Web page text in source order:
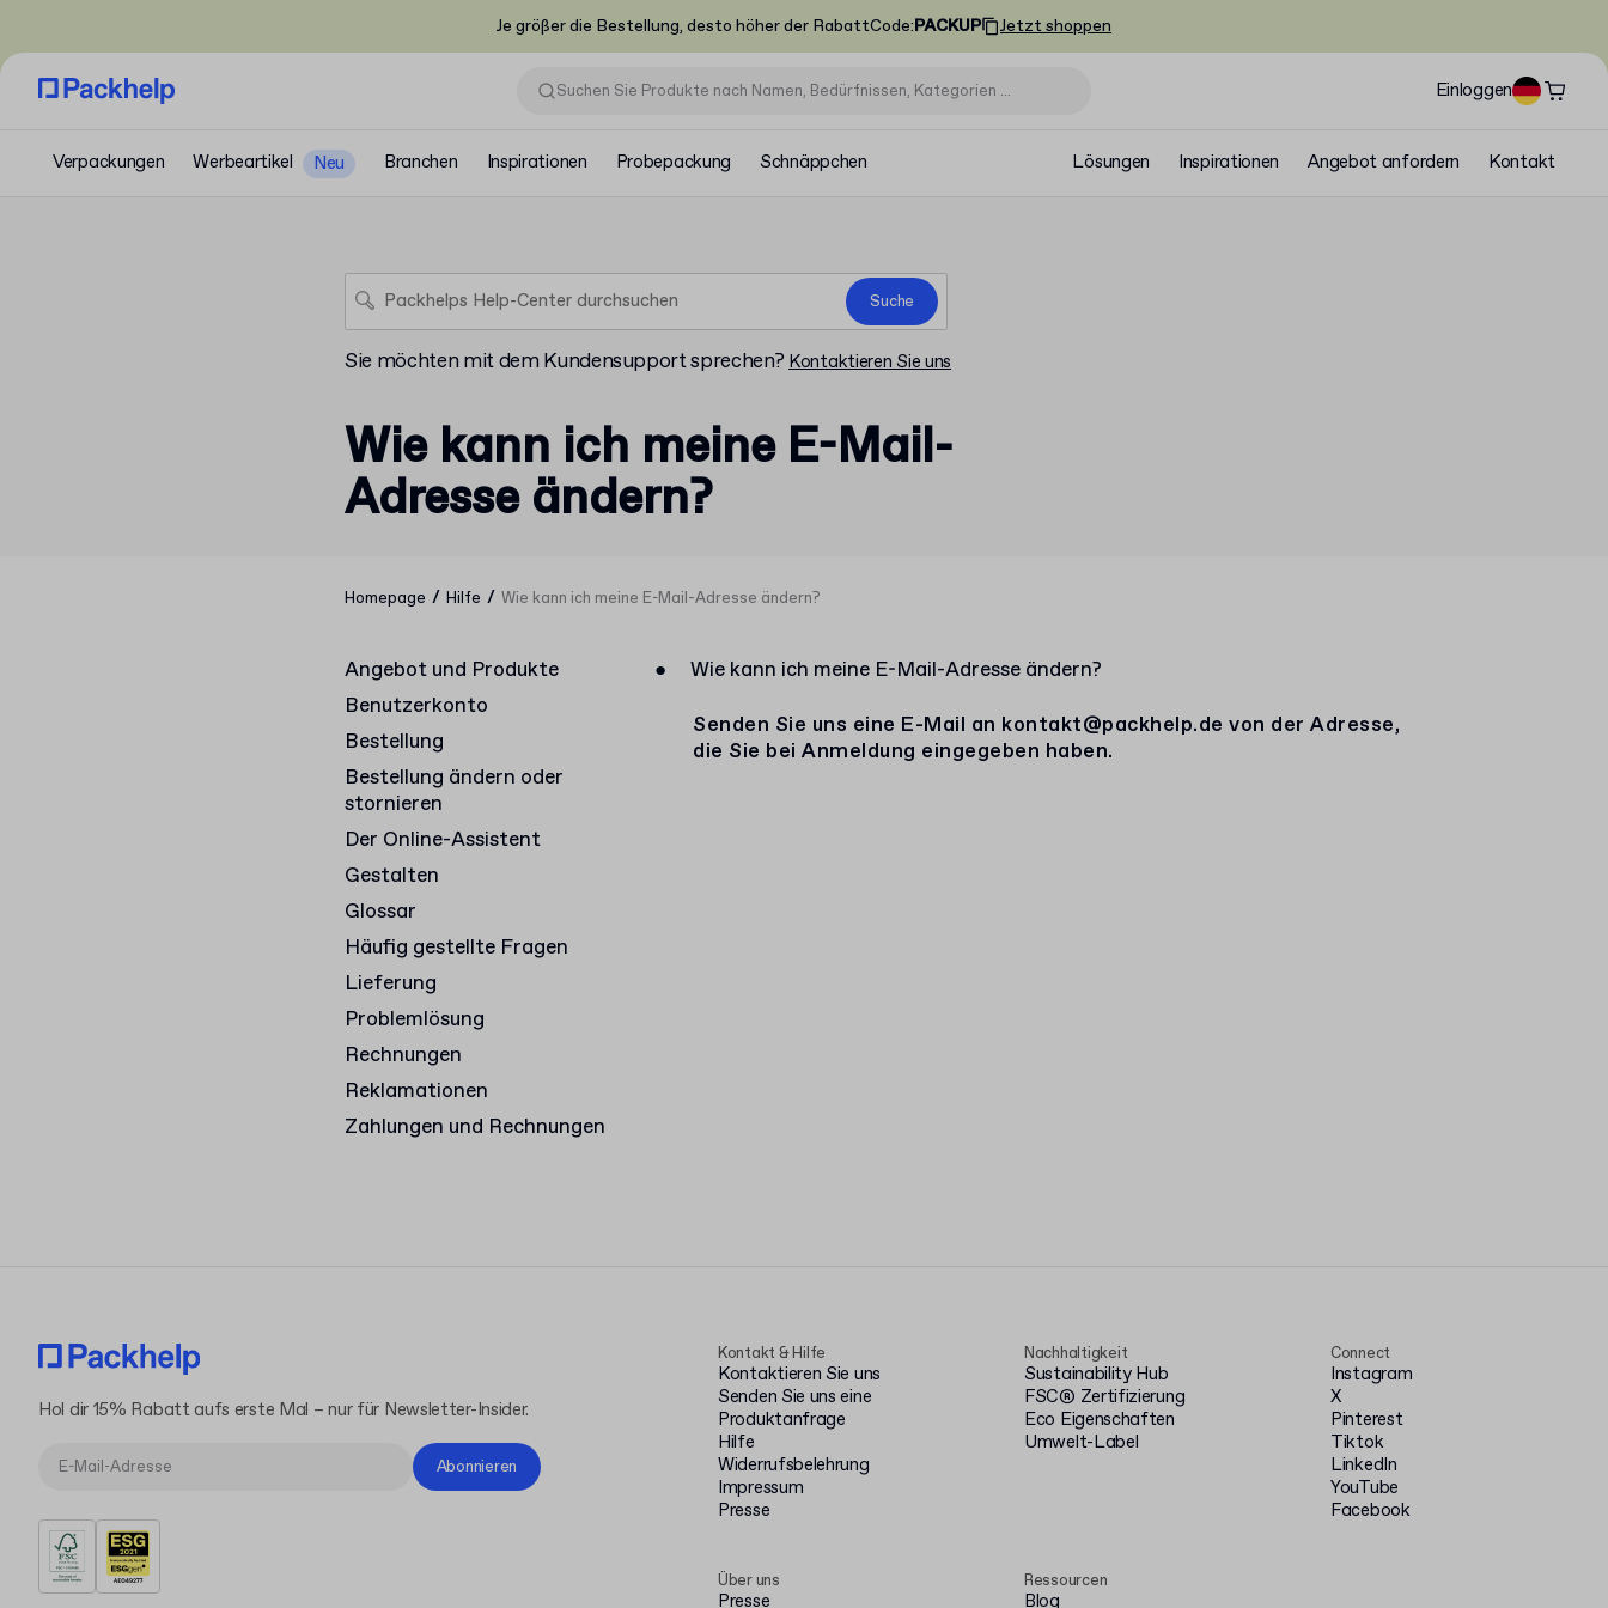
Je größer die Bestellung, desto höher der RabattCode:PACKUP Jetzt shoppen
Einloggen
Verpackungen Werbeartikel Neu Branchen Inspirationen Probepackung Schnäppchen Lösungen Inspirationen Angebot anfordern Kontakt
Suche
Sie möchten mit dem Kundensupport sprechen? Kontaktieren Sie uns
Wie kann ich meine E-Mail-
Adresse ändern?
Homepage / Hilfe / Wie kann ich meine E-Mail-Adresse ändern?
Angebot und Produkte
Benutzerkonto
Bestellung
Bestellung ändern oder
stornieren
Der Online-Assistent
Gestalten
Glossar
Häufig gestellte Fragen
Lieferung
Problemlösung
Rechnungen
Reklamationen
Zahlungen und Rechnungen
●
Wie kann ich meine E-Mail-Adresse ändern?
Senden Sie uns eine E-Mail an kontakt@packhelp.de von der Adresse,
die Sie bei Anmeldung eingegeben haben.
Kontakt & Hilfe
Kontaktieren Sie uns
Senden Sie uns eine
Produktanfrage
Hilfe
Widerrufsbelehrung
Impressum
Presse
Über uns
Presse
Nachhaltigkeit
Sustainability Hub
FSC® Zertifizierung
Eco Eigenschaften
Umwelt-Label
Ressourcen
Blog
Connect
Instagram
X
Pinterest
Tiktok
LinkedIn
YouTube
Facebook
Hol dir 15% Rabatt aufs erste Mal – nur für Newsletter-Insider.
Abonnieren